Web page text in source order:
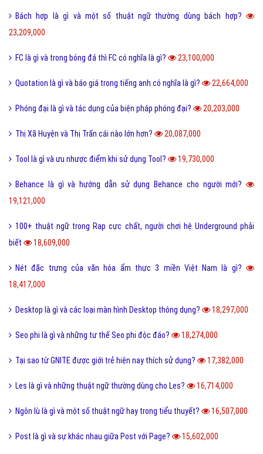
Bách hợp là gì và một số thuật ngữ thường dùng bách hợp?
23,209,000
FC là gì và trong bóng đá thì FC có nghĩa là gì? 23,100,000
Quotation là gì và báo giá trong tiếng anh có nghĩa là gì? 22,664,000
Phóng đại là gì và tác dụng của biện pháp phóng đại? 20,203,000
Thị Xã Huyện và Thị Trấn cái nào lớn hơn? 20,087,000
Tool là gì và ưu nhược điểm khi sử dụng Tool? 19,730,000
Behance là gì và hướng dẫn sử dụng Behance cho người mới?
19,121,000
100+ thuật ngữ trong Rap cực chất, người chơi hệ Underground phải
biết
18,609,000
Nét đặc trưng của văn hóa ẩm thực 3 miền Việt Nam là gì?
18,417,000
Desktop là gì và các loại màn hình Desktop thông dụng? 18,297,000
Seo phi là gì và những tư thế Seo phi độc đáo? 18,274,000
Tại sao từ GNITE được giới trẻ hiện nay thích sử dụng? 17,382,000
Les là gì và những thuật ngữ thường dùng cho Les? 16,714,000
Ngôn lù là gì và một số thuật ngữ hay trong tiểu thuyết? 16,507,000
Post là gì và sự khác nhau giữa Post với Page? 15,602,000